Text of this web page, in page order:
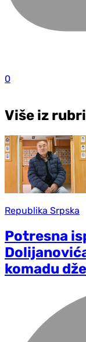
0
Više iz
Republika Srpska
Potresna
komadu